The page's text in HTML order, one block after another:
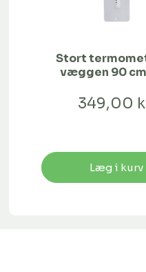
Stort
væggen 90
349,00
Læg i kurv